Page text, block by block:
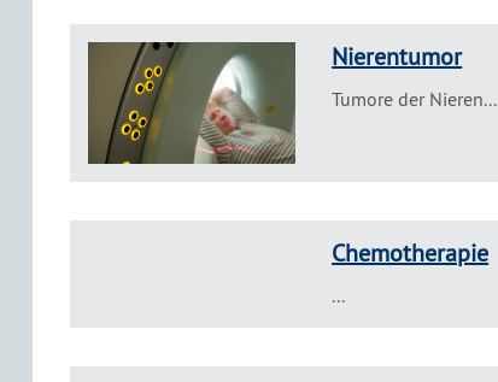
Nierentumor
Tumore der Nieren...
Chemotherapie
...